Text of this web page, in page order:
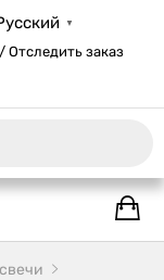
▼
Отследить заказ